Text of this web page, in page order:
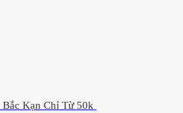
Bắc Kạn Chỉ Từ 50k